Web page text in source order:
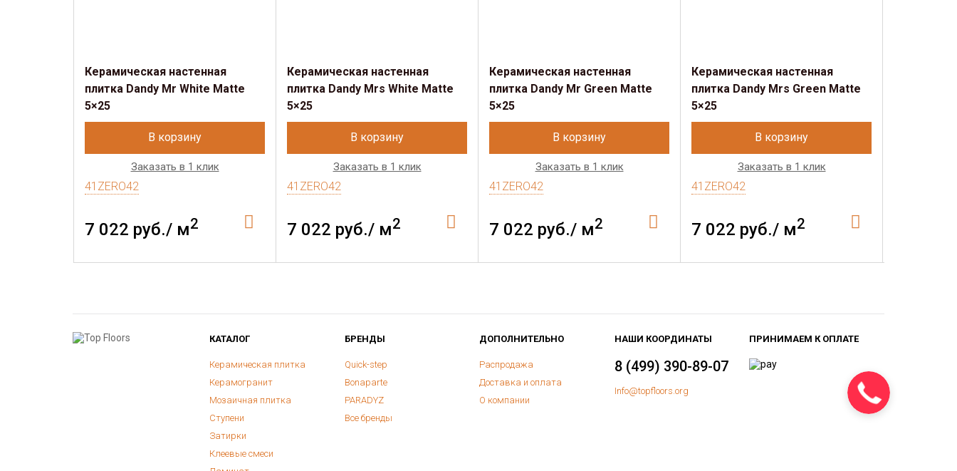
Керамическая настенная
плитка Dandy Mr White Matte
5×25
В корзину
Заказать в 1 клик
41ZERO42
7 022 руб./ м2
Керамическая настенная
плитка Dandy Mrs White Matte
5×25
В корзину
Заказать в 1 клик
41ZERO42
7 022 руб./ м2
Керамическая настенная
плитка Dandy Mr Green Matte
5×25
В корзину
Заказать в 1 клик
41ZERO42
7 022 руб./ м2
Керамическая настенная
плитка Dandy Mrs Green Matte
5×25
В корзину
Заказать в 1 клик
41ZERO42
7 022 руб./ м2
КАТАЛОГ
Керамическая плитка
Керамогранит
Мозаичная плитка
Ступени
Затирки
Клеевые смеси
БРЕНДЫ
Quick-step
Bonaparte
PARADYZ
Все бренды
ДОПОЛНИТЕЛЬНО
Распродажа
Доставка и оплата
О компании
НАШИ КООРДИНАТЫ
8 (499) 390-89-07
Info@topfloors.org
ПРИНИМАЕМ К ОПЛАТЕ